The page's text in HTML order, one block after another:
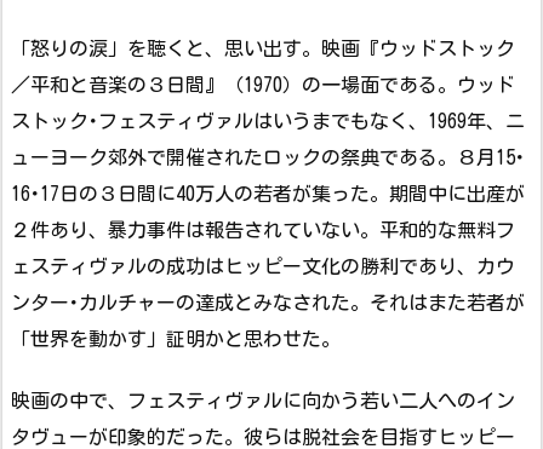
「怒りの涙」を聴くと、思い出す。映画『ウッドストック
／平和と音楽の３日間』（1970）の一場面である。ウッド
ストック･フェスティヴァルはいうまでもなく、1969年、ニ
ューヨーク郊外で開催されたロックの祭典である。８月15･
16･17日の３日間に40万人の若者が集った。期間中に出産が
２件あり、暴力事件は報告されていない。平和的な無料フ
ェスティヴァルの成功はヒッピー文化の勝利であり、カウ
ンター･カルチャーの達成とみなされた。それはまた若者が
「世界を動かす」証明かと思わせた。
映画の中で、フェスティヴァルに向かう若い二人へのイン
タヴューが印象的だった。彼らは脱社会を目指すヒッピー